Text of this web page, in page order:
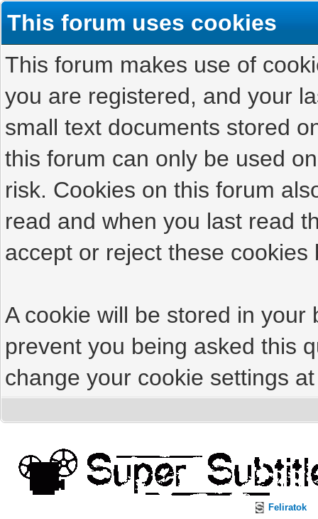
This forum uses cookies
This forum makes use of
you are registered, and your
small text documents stored
this forum can only be used
risk. Cookies on this forum
read and when you last read
accept or reject these cookies
A cookie will be stored in
prevent you being asked this
change your cookie settings
Feliratok